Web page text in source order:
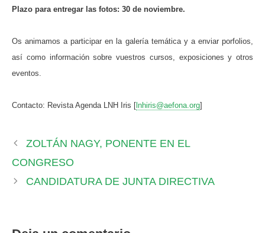
Plazo para entregar las fotos: 30 de noviembre.
Os animamos a participar en la galería temática y a enviar porfolios,
así como información sobre vuestros cursos, exposiciones y otros
eventos.
Contacto: Revista Agenda LNH Iris [ lnhiris@aefona.org]
ZOLTÁN NAGY, PONENTE EN EL
CONGRESO
CANDIDATURA DE JUNTA DIRECTIVA